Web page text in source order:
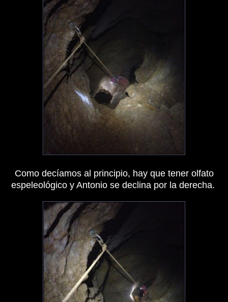
Como decíamos al principio, hay que tener olfato
espeleológico y Antonio se declina por la derecha.